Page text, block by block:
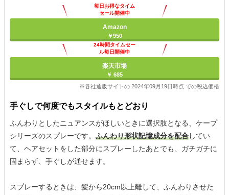
毎日お得なタイム
セール開催中
Amazon
￥950
24時間タイムセー
ル毎日開催中
楽天市場
￥ 685
※各社通販サイトの 2024年09月19日時点 での税込価格
手ぐしで何度でもスタイルもとどおり
ふんわりとしたニュアンスがほしいときに選択肢となる、ケープ
シリーズのスプレーです。 ふんわり形状記憶成分を配合してい
て、ヘアセットをした部分にスプレーしたあとでも、ガチガチに
固まらず、手ぐしが通せます。
スプレーするときは、髪から20cm以上離して、ふんわりさせた